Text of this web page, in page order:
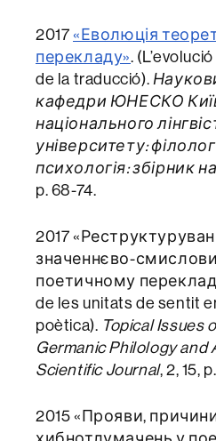
2017«Еволюція
перекладу».
de la traducció).
кафедри ЮНЕСКО
національного
університету:
психологія: збірник
p. 68-74.
2017
значеннєво-
поетичному
de les unitats de sentit
poètica). Topical Issues
Germanic Philology and
Scientific Journal, 2, 15,
2015 «Прояви,